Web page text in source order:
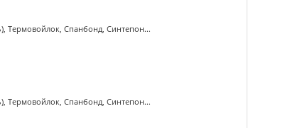
Термовойлок, Спанбонд, Синтепон...
Термовойлок, Спанбонд, Синтепон...